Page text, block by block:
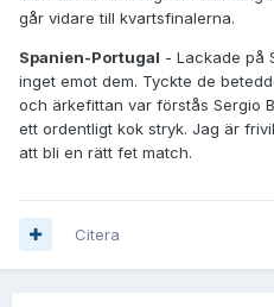
går vidare till kvartsfinalerna.
Spanien-Portugal - Lackade på
inget emot dem. Tyckte de
och ärkefittan var förstås Sergio
ett ordentligt kok stryk. Jag är
att bli en rätt fet match.
Citera